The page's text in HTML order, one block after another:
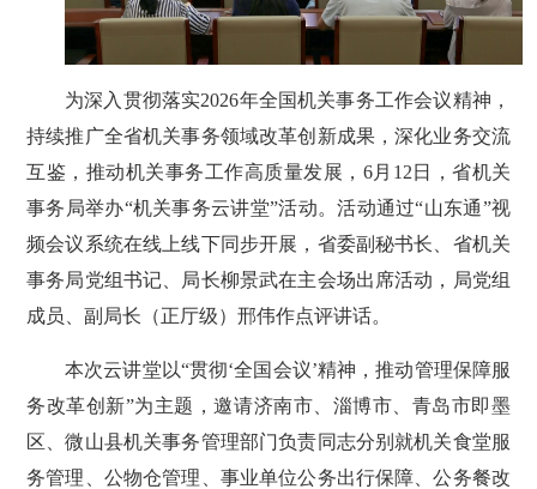
为深入贯彻落实2026年全国机关事务工作会议精神，
持续推广全省机关事务领域改革创新成果，深化业务交流
互鉴，推动机关事务工作高质量发展，6月12日，省机关
事务局举办“机关事务云讲堂”活动。活动通过“山东通”视
频会议系统在线上线下同步开展，省委副秘书长、省机关
事务局党组书记、局长柳景武在主会场出席活动，局党组
成员、副局长（正厅级）邢伟作点评讲话。
本次云讲堂以“贯彻‘全国会议’精神，推动管理保障服
务改革创新”为主题，邀请济南市、淄博市、青岛市即墨
区、微山县机关事务管理部门负责同志分别就机关食堂服
务管理、公物仓管理、事业单位公务出行保障、公务餐改